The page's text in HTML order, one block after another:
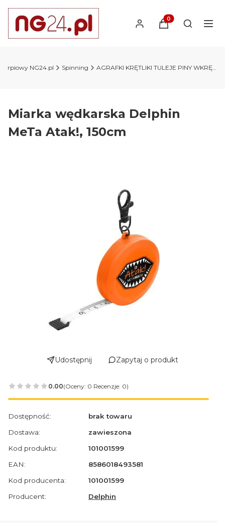
Produkty w
Otwórz
karpiowy NG24.pl Spinning AGRAFKI KRĘTLIKI TULEJE PINY WKRĘTKI
Miarka wędkarska Delphin
MeTa Atak!, 150cm
Udostępnij Zapytaj o produkt
0.00(Oceny: 0 Recenzje: 0)
Dostępność:
brak towaru
Dostawa:
zawieszona
Kod produktu:
101001599
EAN:
8586018493581
Kod producenta:
101001599
Producent:
Delphin